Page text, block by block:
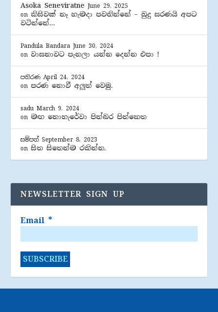
Asoka Seneviratne June 29, 2025
on කිසිවක් නෑ හැමදා පවතින්නේ – බුදු සරණයි අපට
වටින්නේ…
Pandula Bandara June 30, 2024
on වාසනාවට පැනලා යන්න දෙන්න එපා !
පතිරණ April 24, 2024
on පරණ නොවී අලුත් වෙමු.
sadu March 9, 2024
on මඟ නොහැරේවා පින්බර පින්කෙත
සම්පත් September 8, 2023
onසිත සිතෙන්ම රකින්න.
NEWSLETTER SIGN UP
Email *